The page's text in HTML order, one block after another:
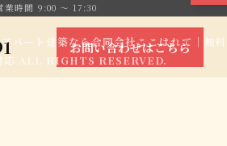
お問い合わせはこちら
業時間 9:00 ～ 17:30
パート建築なら合同会社ここはれて｜無料
応 ALL RIGHTS RESERVED.